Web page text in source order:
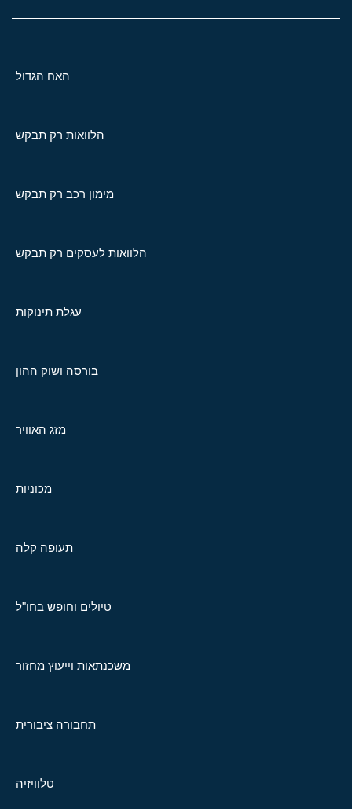
האח הגדול
הלוואות רק תבקש
מימון רכב רק תבקש
הלוואות לעסקים רק תבקש
עגלת תינוקות
בורסה ושוק ההון
מזג האוויר
מכוניות
תעופה קלה
טיולים וחופש בחו"ל
משכנתאות וייעוץ מחזור
תחבורה ציבורית
טלוויזיה